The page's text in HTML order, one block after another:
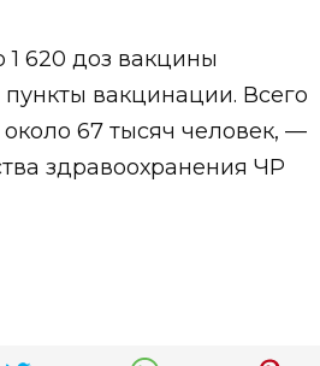
620 доз вакцины
вакцинации. Всего
67 тысяч человек, —
здравоохранения ЧР